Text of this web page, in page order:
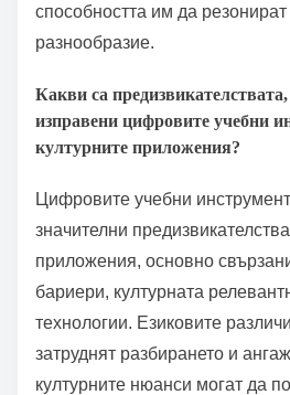
способността им да резонират
разнообразие.
Какви са
изправени цифровите учебни
културните приложения?
Цифровите учебни
значителни
приложения, основно
бариери, културната
технологии. Езиковите
затруднят разбирането и
културните нюанси могат да